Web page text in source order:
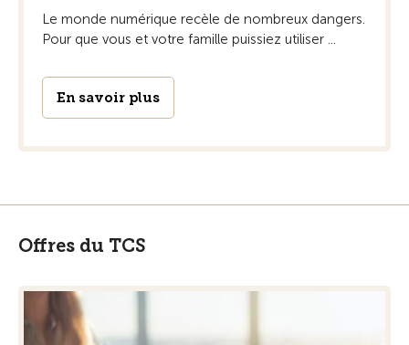
Le monde numérique recèle de nombreux dangers.
Pour que vous et votre famille puissiez utiliser ...
En savoir plus
Offres du TCS